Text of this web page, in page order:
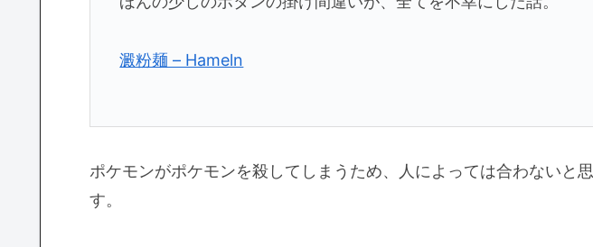
澱粉麺 – Hameln
ポケモンがポケモンを殺してしまうため、人によっては合わないと
す。